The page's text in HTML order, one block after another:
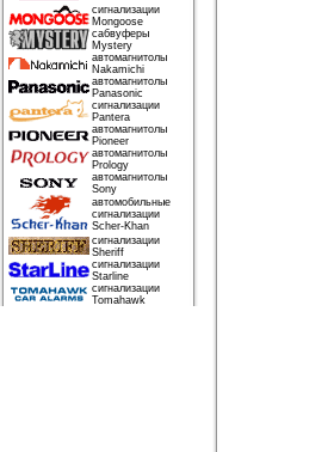
сигнализации
Mongoose
сабвуферы
Mystery
автомагнитолы
Nakamichi
автомагнитолы
Panasonic
сигнализации
Pantera
автомагнитолы
Pioneer
автомагнитолы
Prology
автомагнитолы
Sony
автомобильные
сигнализации
Scher-Khan
сигнализации
Sheriff
сигнализации
Starline
сигнализации
Tomahawk